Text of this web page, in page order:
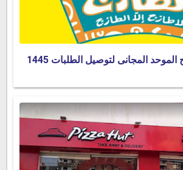
المجانى لتوصيل الطلبات 1445